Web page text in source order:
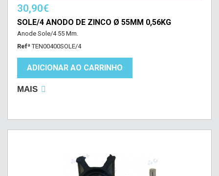
30,90€
SOLE/4 ANODO DE ZINCO Ø 55MM 0,56KG
Anode Sole/4 55 Mm.
Refª TEN00400SOLE/4
ADICIONAR AO CARRINHO
MAIS